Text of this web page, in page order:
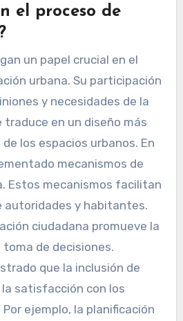
el proceso de
un papel crucial en el
urbana. Su participación
y necesidades de la
traduce en un diseño más
los espacios urbanos. En
mecanismos de
Estos mecanismos facilitan
autoridades y habitantes.
ciudadana promueve la
de decisiones.
que la inclusión de
satisfacción con los
ejemplo, la planificación